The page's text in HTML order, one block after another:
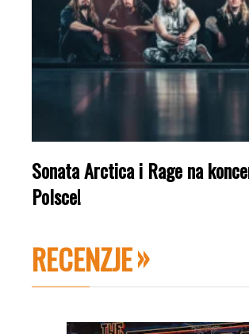
Sonata Arctica i Rage na
Polsce!
RECENZJE